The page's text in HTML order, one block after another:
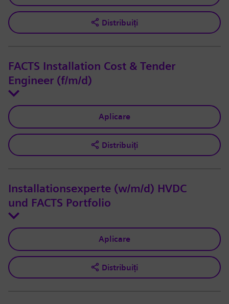
Distribuiți
FACTS Installation Cost & Tender
Engineer (f/m/d)
Aplicare
Distribuiți
Installationsexperte (w/m/d) HVDC
und FACTS Portfolio
Aplicare
Distribuiți